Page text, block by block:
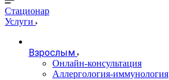
Стационар
Услуги
Взрослым
Онлайн-консультация
Аллергология-иммунология